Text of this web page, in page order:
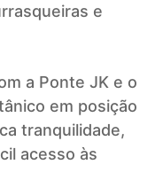
e
a Ponte JK e o
em posição
tranquilidade,
acesso às